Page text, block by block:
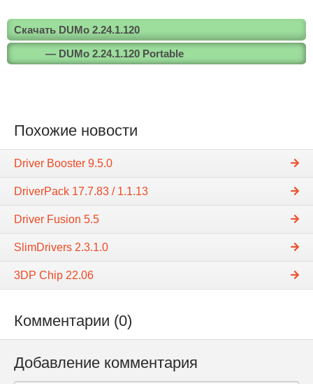
Скачать DUMo 2.24.1.120
— DUMo 2.24.1.120 Portable
Похожие новости
Driver Booster 9.5.0
DriverPack 17.7.83 / 1.1.13
Driver Fusion 5.5
SlimDrivers 2.3.1.0
3DP Chip 22.06
Комментарии (0)
Добавление комментария